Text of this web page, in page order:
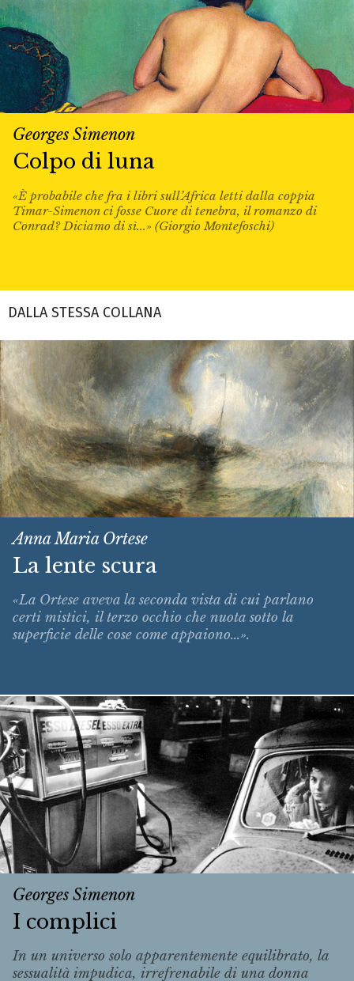
Georges Simenon
Colpo di luna
«È probabile che fra i libri sull’Africa letti dalla coppia
Timar-Simenon ci fosse Cuore di tenebra, il romanzo di
Conrad? Diciamo di sì...» (Giorgio Montefoschi)
DALLA STESSA COLLANA
Anna Maria Ortese
La lente scura
«La Ortese aveva la seconda vista di cui parlano
certi mistici, il terzo occhio che nuota sotto la
superficie delle cose come appaiono...».
Georges Simenon
I complici
In un universo solo apparentemente equilibrato, la
sessualità impudica, irrefrenabile di una donna